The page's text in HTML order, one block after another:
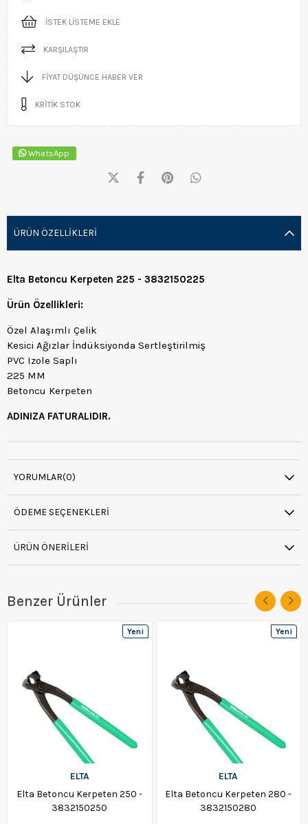
İSTEK LISTEME EKLE
KARŞILAŞTIR
FIYAT DÜŞÜNCE HABER VER
KRITIK STOK
WhatsApp
ÜRÜN ÖZELLIKLERI
Elta Betoncu Kerpeten 225 - 3832150225
Ürün Özellikleri:
Özel Alaşımlı Çelik
Kesici Ağızlar İndüksiyonda Sertleştirilmiş
PVC Izole Saplı
225 MM
Betoncu Kerpeten
ADINIZA FATURALIDIR.
YORUMLAR(0)
ÖDEME SEÇENEKLERI
ÜRÜN ÖNERILERI
Benzer Ürünler
ELTA
Elta Betoncu Kerpeten 250 -
3832150250
Yeni
ELTA
Elta Betoncu Kerpeten 280 -
3832150280
Yeni